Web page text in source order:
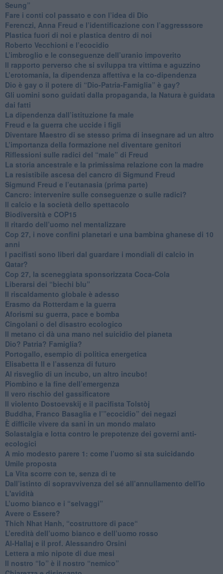
Seung”
​Fare i conti col passato e con l’idea di Dio
​Ferenczi, Anna Freud e l’identificazione con l’aggresssore
Plastica fuori di noi e plastica dentro di noi
​Roberto Vecchioni e l’ecocidio
​L’imbroglio e le conseguenze dell’uranio impoverito
​Il rapporto perverso che si sviluppa tra vittima e aguzzino
L’erotomania, la dipendenza affettiva e la co-dipendenza
​Dio è gay o il potere di “Dio-Patria-Famiglia” è gay?
​Gli uomini sono guidati dalla propaganda, la Natura è guidata
dai fatti
La dipendenza dall’istituzione fa male
​Freud e la guerra che uccide i figli
​Diventare Maestro di se stesso prima di insegnare ad un altro
L’importanza della formazione nel diventare genitori
Riflessioni sulle radici del “male” di Freud
​La storia ancestrale e la primissima relazione con la madre
​La resistibile ascesa del cancro di Sigmund Freud
Sigmund Freud e l’eutanasia (prima parte)
Cancro: intervenire sulle conseguenze o sulle radici?
​Il calcio e la società dello spettacolo
Biodiversità e COP15
​Il ritardo dell’uomo nel mentalizzare
​Cop 27, i nove confini planetari e una bambina ghanese di 10
anni
​I pacifisti sono liberi dal guardare i mondiali di calcio in
Qatar?
​Cop 27, la sceneggiata sponsorizzata Coca-Cola
​Liberarsi dei “biechi blu”
Il riscaldamento globale è adesso
​Erasmo da Rotterdam e la guerra
​Aforismi su guerra, pace e bomba
Cingolani o del disastro ecologico
​Il metano ci dà una mano nel suicidio del pianeta
​Dio? Patria? Famiglia?
Portogallo, esempio di politica energetica
​Elisabetta II e l’assenza di futuro
Al risveglio di un incubo, un altro incubo!
​Piombino e la fine dell’emergenza
​Il vero rischio del gassificatore
​Il violento Dostoevskij e il pacifista Tolstòj
​Buddha, Franco Basaglia e l’”ecocidio” dei negazi
​È difficile vivere da sani in un mondo malato
Solastalgia e lotta contro le prepotenze dei governi anti-
ecologici
​A mio modesto parere 1: come l’uomo si sta suicidando
​Umile proposta
​La Vita scorre con te, senza di te
​Dall’istinto di sopravvivenza del sé all’annullamento dell'io
L'avidità
​L’uomo bianco e i “selvaggi”
​Avere o Essere?
​Thich Nhat Hanh, “costruttore di pace“
​L’eredità dell’uomo bianco e dell’uomo rosso
Al-Hallaj e il prof. Alessandro Orsini
​Lettera a mio nipote di due mesi
​Il nostro “Io” è il nostro “nemico”